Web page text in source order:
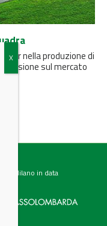
nella produzione di
sul mercato
di Milano in data